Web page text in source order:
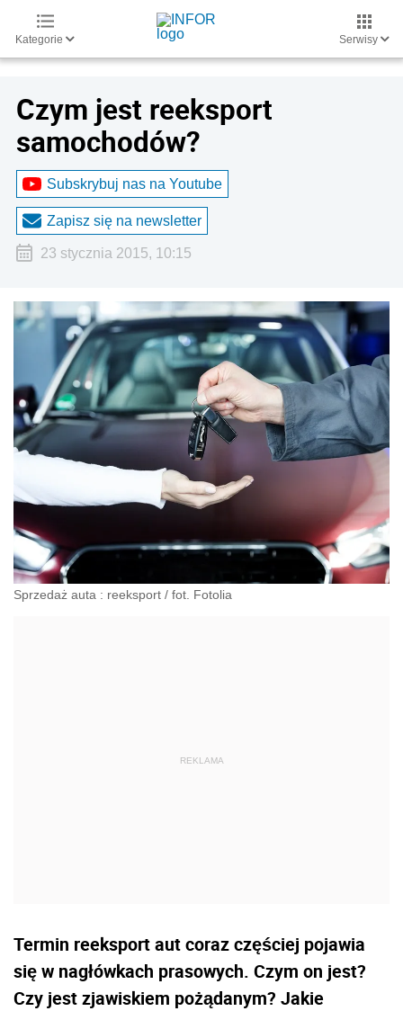
Kategorie Serwisy
Czym jest reeksport
samochodów?
Subskrybuj nas na Youtube
Zapisz się na newsletter
23 stycznia 2015, 10:15
Sprzedaż auta : reeksport / fot. Fotolia
Termin reeksport aut coraz częściej pojawia
się w nagłówkach prasowych. Czym on jest?
Czy jest zjawiskiem pożądanym? Jakie